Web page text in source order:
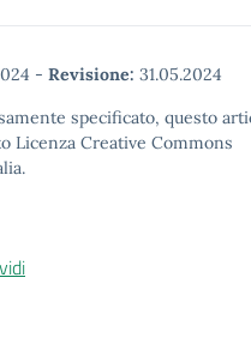
- Revisione: 31.05.2024
specificato, questo
Licenza Creative Commons